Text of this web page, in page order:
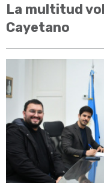
La multitud
Cayetano